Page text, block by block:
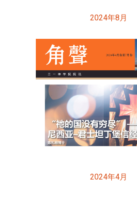
2024年8月
2024年4月